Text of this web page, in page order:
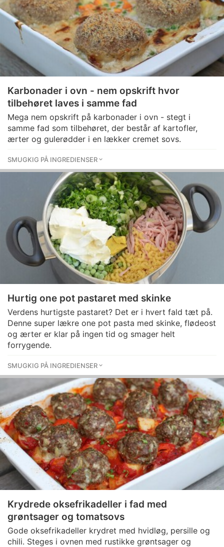
Karbonader i ovn - nem opskrift hvor
tilbehøret laves i samme fad
Mega nem opskrift på karbonader i ovn - stegt i
samme fad som tilbehøret, der består af kartofler,
ærter og gulerødder i en lækker cremet sovs.
SMUGKIG PÅ INGREDIENSER
Hurtig one pot pastaret med skinke
Verdens hurtigste pastaret? Det er i hvert fald tæt på.
Denne super lækre one pot pasta med skinke, flødeost
og ærter er klar på ingen tid og smager helt
forrygende.
SMUGKIG PÅ INGREDIENSER
Krydrede oksefrikadeller i fad med
grøntsager og tomatsovs
Gode oksefrikadeller krydret med hvidløg, persille og
chili. Steges i ovnen med rustikke grøntsager og